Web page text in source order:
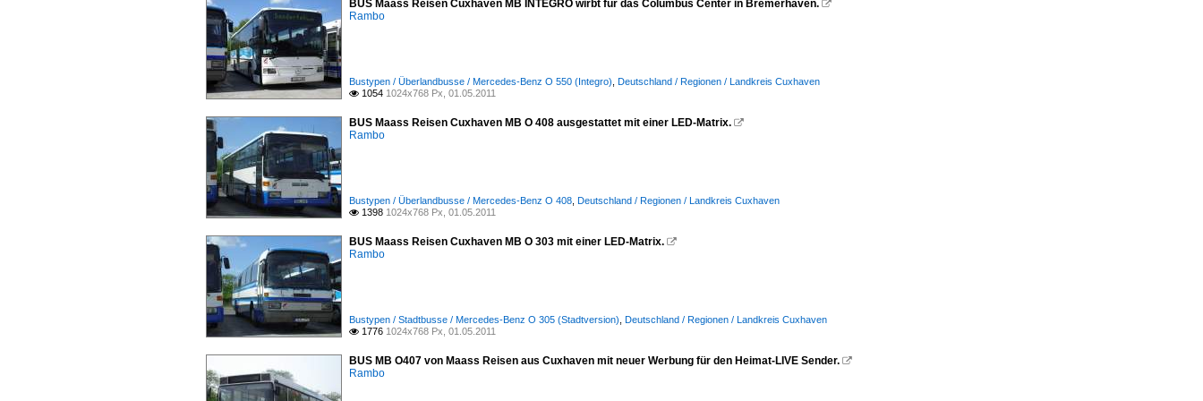
BUS Maass Reisen Cuxhaven MB INTEGRO wirbt für das Columbus Center in Bremerhaven. 
Rambo
Bustypen / Überlandbusse / Mercedes-Benz O 550 (Integro) Deutschland / Regionen / Landkreis Cuxhaven
 1054 1024x768 Px, 01.05.2011
BUS Maass Reisen Cuxhaven MB O 408 ausgestattet mit einer LED-Matrix. 
Rambo
Bustypen / Überlandbusse / Mercedes-Benz O 408 Deutschland / Regionen / Landkreis Cuxhaven
 1398 1024x768 Px, 01.05.2011
BUS Maass Reisen Cuxhaven MB O 303 mit einer LED-Matrix. 
Rambo
Bustypen / Stadtbusse / Mercedes-Benz O 305 (Stadtversion) Deutschland / Regionen / Landkreis Cuxhaven
 1776 1024x768 Px, 01.05.2011
BUS MB O407 von Maass Reisen aus Cuxhaven mit neuer Werbung für den Heimat-LIVE Sender. 
Rambo